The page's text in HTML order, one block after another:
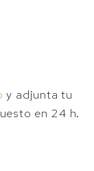
y adjunta tu
en 24 h.